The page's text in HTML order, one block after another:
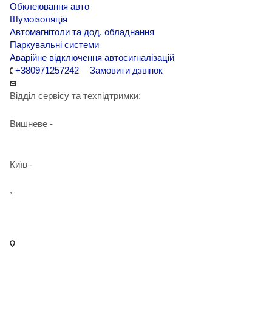
Обклеювання авто
Шумоізоляція
Автомагнітоли та дод. обладнання
Паркувальні системи
Аварійне відключення автосигналізацій
+380971257242
Замовити дзвінок
Відділ сервісу та техпідтримки:
Вишневе -
Київ -
,